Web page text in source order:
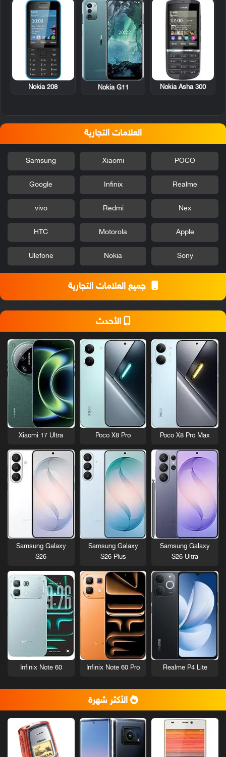
Nokia Asha 300
Nokia G11
Nokia 208
العلامات التجارية
POCO
Xiaomi
Samsung
Realme
Infinix
Google
Nex
Redmi
vivo
Apple
Motorola
HTC
Sony
Nokia
Ulefone
جميع العلامات التجارية
الأحدث
Poco X8 Pro Max
Poco X8 Pro
Xiaomi 17 Ultra
Samsung Galaxy
S26 Ultra
Samsung Galaxy
S26 Plus
Samsung Galaxy
S26
Realme P4 Lite
Infinix Note 60 Pro
Infinix Note 60
الأكثر شهرة